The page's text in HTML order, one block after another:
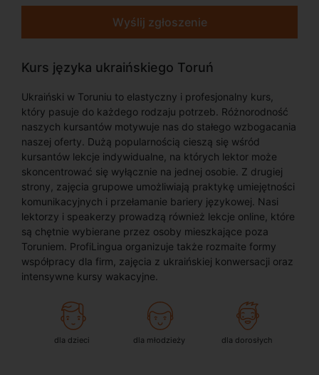
Wyślij zgłoszenie
Kurs języka ukraińskiego Toruń
Ukraiński w Toruniu to elastyczny i profesjonalny kurs,
który pasuje do każdego rodzaju potrzeb. Różnorodność
naszych kursantów motywuje nas do stałego wzbogacania
naszej oferty. Dużą popularnością cieszą się wśród
kursantów lekcje indywidualne, na których lektor może
skoncentrować się wyłącznie na jednej osobie. Z drugiej
strony, zajęcia grupowe umożliwiają praktykę umiejętności
komunikacyjnych i przełamanie bariery językowej. Nasi
lektorzy i speakerzy prowadzą również lekcje online, które
są chętnie wybierane przez osoby mieszkające poza
Toruniem. ProfiLingua organizuje także rozmaite formy
współpracy dla firm, zajęcia z ukraińskiej konwersacji oraz
intensywne kursy wakacyjne.
dla dzieci dla młodzieży dla dorosłych